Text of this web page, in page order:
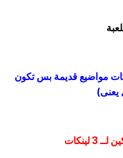
مواضيع قديمة بس تكون